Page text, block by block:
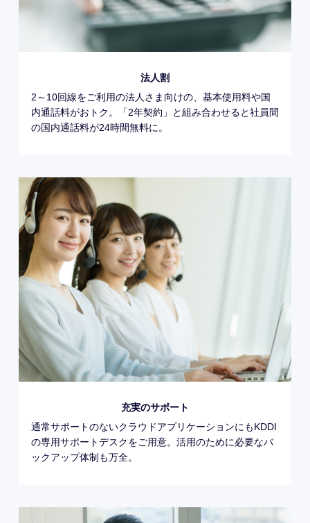
法人割
2～10回線をご利用の法人さま向けの、基本使用料や国
内通話料がおトク。「2年契約」と組み合わせると社員間
の国内通話料が24時間無料に。
充実のサポート
通常サポートのないクラウドアプリケーションにもKDDI
の専用サポートデスクをご用意。活用のために必要なバ
ックアップ体制も万全。